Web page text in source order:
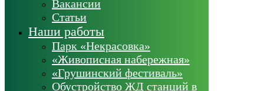
Вакансии
Статьи
Наши работы
Парк «Некрасовка»
«Живописная набережная»
«Грушинский фестиваль»
Обустройство ЖД станций в